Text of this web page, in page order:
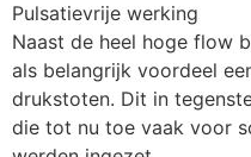
Pulsatievrije werking
Naast de heel hoge flow
als belangrijk voordeel
drukstoten. Dit in
die tot nu toe vaak voor